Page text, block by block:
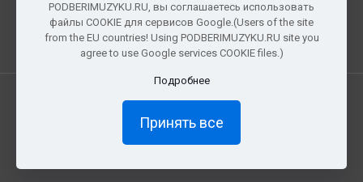
г. Москва, Московская область, Центральный
федеральный округ, РФ, Россия
Все права защищены. © 2026 PODBERIMUZYKU.RU
PODBERIMUZYKU.RU, вы соглашаетесь использовать
файлы COOKIE для сервисов Google.(Users of the site
from the EU countries! Using PODBERIMUZYKU.RU site you
agree to use Google services COOKIE files.)
Подробнее
Принять все